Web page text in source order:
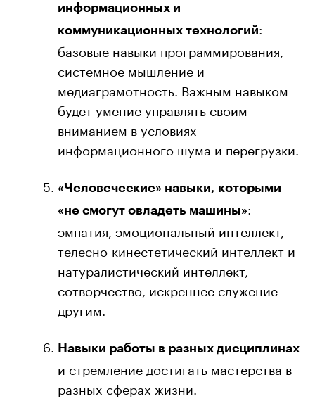
информационных и
коммуникационных технологий:
базовые навыки программирования,
системное мышление и
медиаграмотность. Важным навыком
будет умение управлять своим
вниманием в условиях
информационного шума и перегрузки.
«Человеческие» навыки, которыми
«не смогут овладеть машины»:
эмпатия, эмоциональный интеллект,
телесно-кинестетический интеллект и
натуралистический интеллект,
сотворчество, искреннее служение
другим.
Навыки работы в разных дисциплинах
и стремление достигать мастерства в
разных сферах жизни.